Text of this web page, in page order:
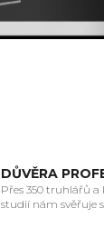
DŮVĚRA
Přes 350 truhlářů a
studií nám svěřuje